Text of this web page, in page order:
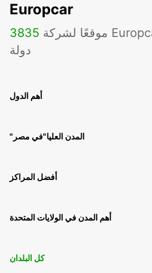
Europcar
3835
دولة
أهم الدول
"المدن العليا"في مصر
أفضل المراكز
أهم المدن في الولايات المتحدة
كل البلدان